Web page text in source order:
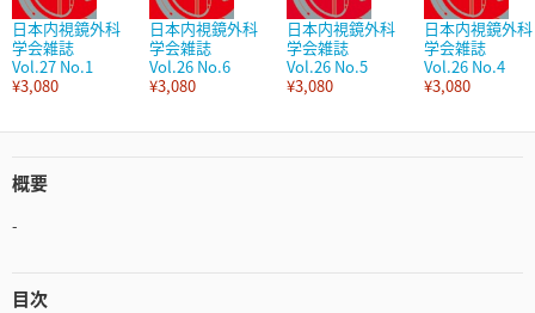
日本内視鏡外科
学会雑誌
Vol.27 No.1
¥3,080
日本内視鏡外科
学会雑誌
Vol.26 No.6
¥3,080
日本内視鏡外科
学会雑誌
Vol.26 No.5
¥3,080
日本内視鏡外科
学会雑誌
Vol.26 No.4
¥3,080
概要
-
目次